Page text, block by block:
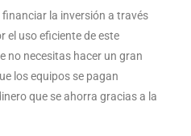
la inversión a través
el uso eficiente de este
no necesitas hacer un gran
los equipos se pagan
que se ahorra gracias a la